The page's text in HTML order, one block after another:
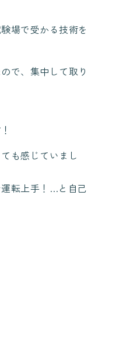
場で受かる技術を
で、集中して取り
も感じていまし
転上手！…と自己